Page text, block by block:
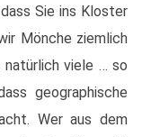
Sie ins Kloster
Mönche ziemlich
viele … so
geographische
Wer aus dem